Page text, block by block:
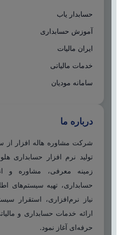
حسابدار یاب
آموزش حسابداری
ایران مالیات
خدمات مالیاتی
سامانه مودیان
درباره ما
تولید نرم افزار حسابداری
زمینه معرفی، مشاوره و
حسابداری، تهیه سیستم‌های
نیاز نرم‌افزاری، استقرار
ارائه خدمات حسابداری و
حرفه‌ای آغاز نمود.